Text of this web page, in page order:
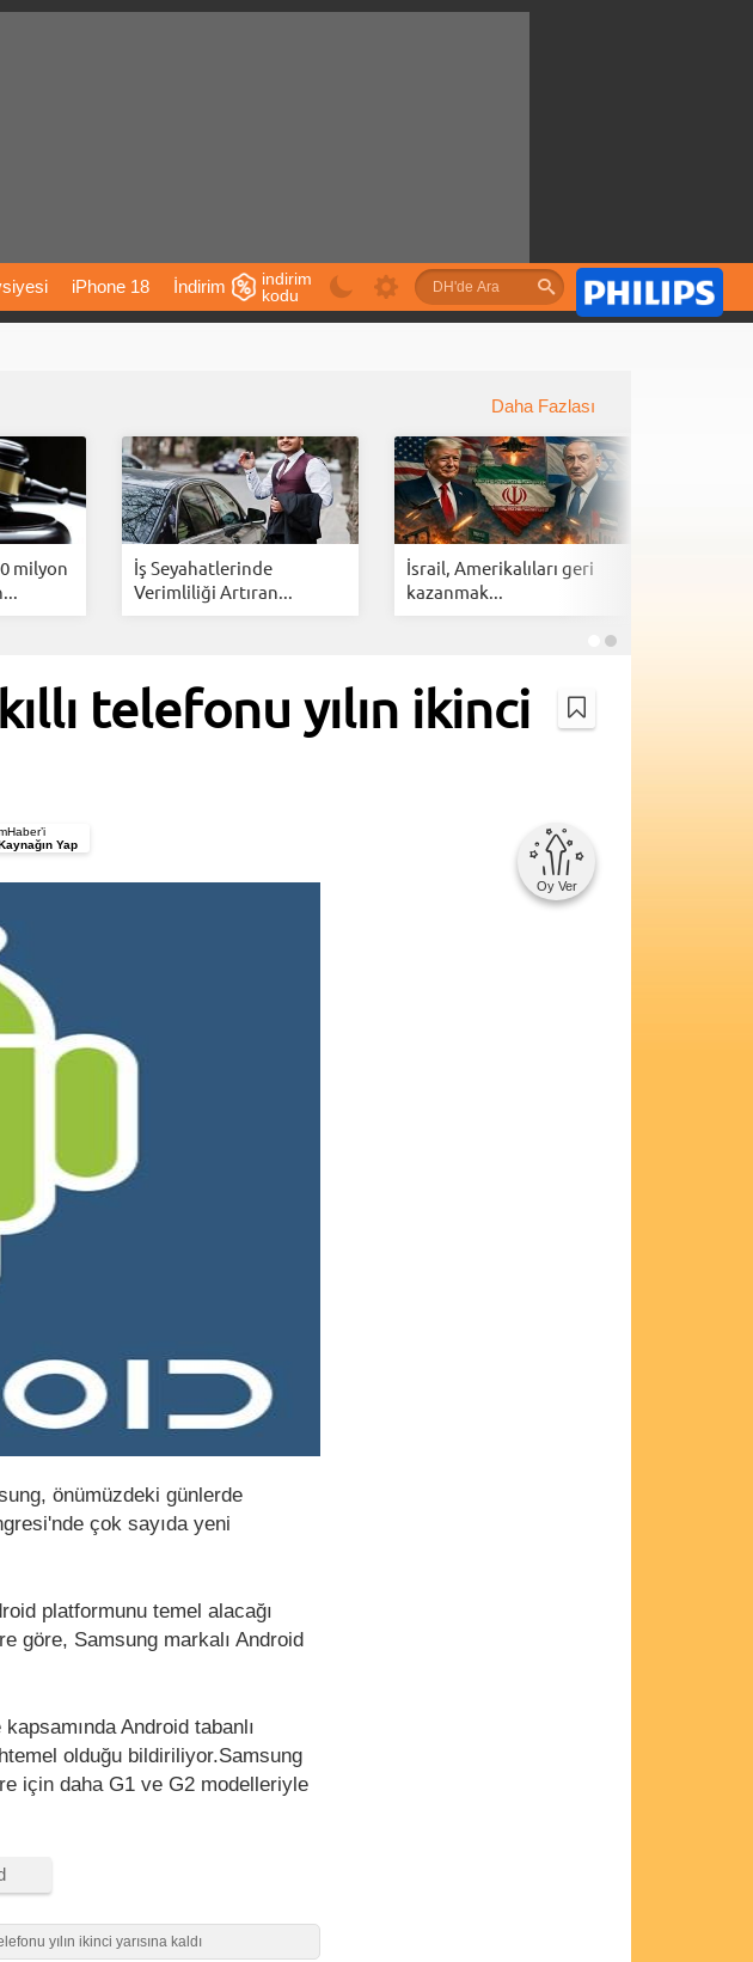
iPhone 18 İndirim
indirim
kodu
Daha Fazlası
milyon
İş Seyahatlerinde
Verimliliği Artıran...
İsrail, Amerikalıları geri
kazanmak...
telefonu yılın ikinci
Yap
Oy Ver
önümüzdeki günlerde
çok sayıda yeni
platformunu temel alacağı
göre, Samsung markalı Android
Android tabanlı
olduğu bildiriliyor.Samsung
için daha G1 ve G2 modelleriyle
yılın ikinci yarısına kaldı